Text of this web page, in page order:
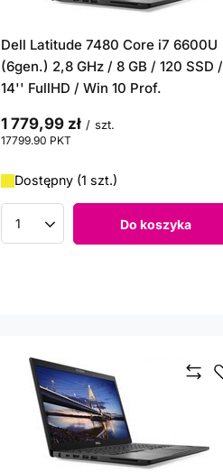
Dell Latitude 7480 Core i7 6600U
(6gen.) 2,8 GHz / 8 GB / 120 SSD /
14'' FullHD / Win 10 Prof.
1 779,99 zł / szt.
17799.90 PKT
Dostępny (1 szt.)
Ilość produktów Do koszyka